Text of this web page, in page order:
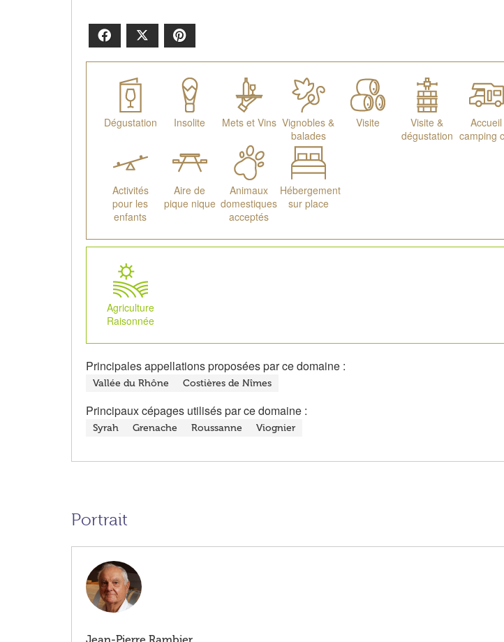
Facebook
Dégustation Insolite Mets et Vins Vignobles &
balades
Visite
Visite &
dégustation
Accueil
camping
Activités
pour les
enfants
Aire de
pique nique
Animaux
domestiques
acceptés
Hébergement
sur place
Agriculture
Raisonnée
Principales appellations proposées par ce domaine :
Vallée du Rhône Costières de Nîmes
Principaux cépages utilisés par ce domaine :
Syrah Grenache Roussanne Viognier
Portrait
Jean-Pierre Rambier